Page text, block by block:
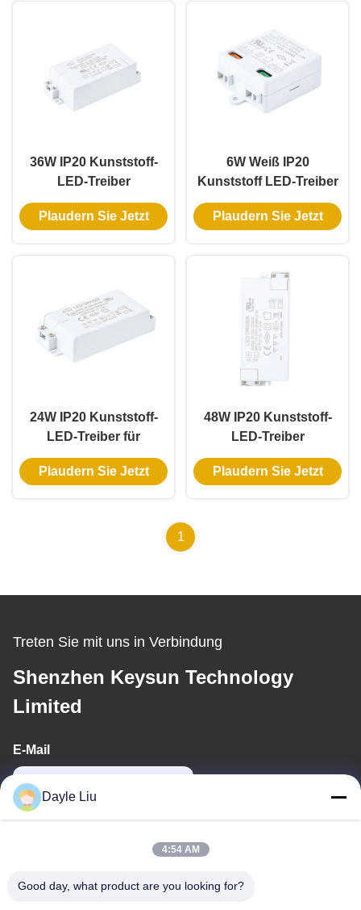
36W IP20 Kunststoff-
LED-Treiber
Konstantspannung für
Innenbeleuchtungsanwendungen
Plaudern Sie Jetzt
6W Weiß IP20
Kunststoff LED-Treiber
mit Konstantspannung
für Innenbeleuchtung
Plaudern Sie Jetzt
24W IP20 Kunststoff-
LED-Treiber für
Innenbeleuchtung mit
konstanter Spannung
Plaudern Sie Jetzt
48W IP20 Kunststoff-
LED-Treiber
Konstantspannung
Plaudern Sie Jetzt
1
Treten Sie mit uns in Verbindung
Shenzhen Keysun Technology
Limited
E-Mail
Dayle Liu
4:54 AM
Good day, what product are you looking for?